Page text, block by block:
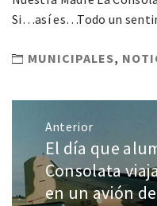
Si…así es…Todo un
MUNICIPALES,
Anterior
El día que
Consolata
en un avión